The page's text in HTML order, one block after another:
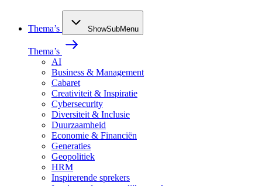
Thema’s ShowSubMenu
Thema’s
AI
Business & Management
Cabaret
Creativiteit & Inspiratie
Cybersecurity
Diversiteit & Inclusie
Duurzaamheid
Economie & Financiën
Generaties
Geopolitiek
HRM
Inspirerende sprekers